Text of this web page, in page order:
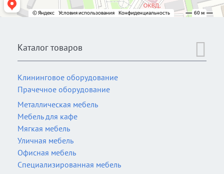
Каталог товаров
Клининговое оборудование
Прачечное оборудование
Металлическая мебель
Мебель для кафе
Мягкая мебель
Уличная мебель
Офисная мебель
Специализированная мебель